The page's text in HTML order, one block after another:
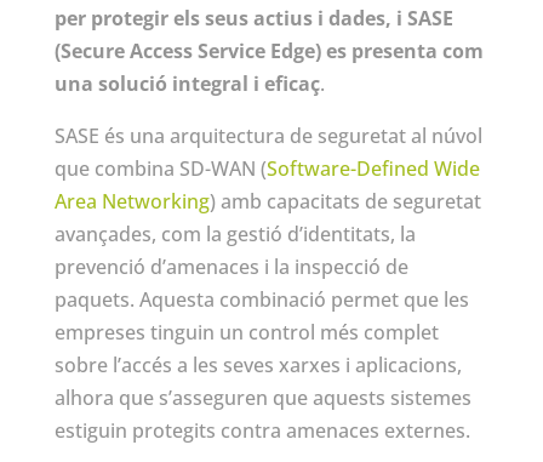
per protegir els seus actius i dades, i SASE
(Secure Access Service Edge) es presenta com
una solució integral i eficaç.
SASE és una arquitectura de seguretat al núvol
que combina SD-WAN (Software-Defined Wide
Area Networking) amb capacitats de seguretat
avançades, com la gestió d’identitats, la
prevenció d’amenaces i la inspecció de
paquets. Aquesta combinació permet que les
empreses tinguin un control més complet
sobre l’accés a les seves xarxes i aplicacions,
alhora que s’asseguren que aquests sistemes
estiguin protegits contra amenaces externes.